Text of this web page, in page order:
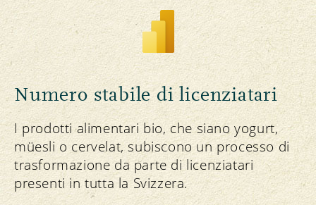
A partire dal 2024, i numeri relativi alle
cifre d’affari bio e alle quote bio sono
incentrate su una nuova base dati.
Pertanto, possono discostarsi dalle
indicazioni dei rapporti precedenti. Per
una migliore comparabilità, in questo
rapporto i dati degli ultimi tre anni sono
presentati secondo il nuovo metodo di
calcolo.
Numero stabile di licenziatari
I prodotti alimentari bio, che siano yogurt,
müesli o cervelat, subiscono un processo di
trasformazione da parte di licenziatari
presenti in tutta la Svizzera.